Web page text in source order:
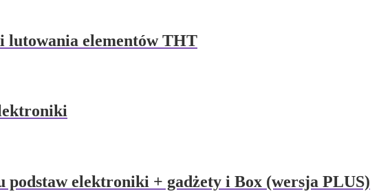
lutowania elementów THT
podstaw elektroniki + gadżety i Box (wersja PLUS)